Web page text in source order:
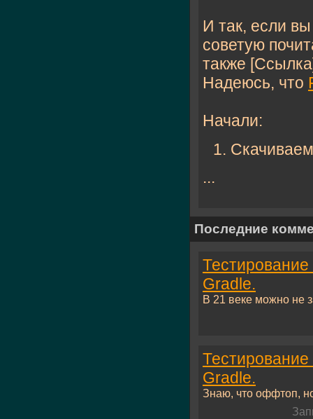
И так, если
советую
также
Надеюсь, что
Начали:
...
Последние
Gradle.
В 21 веке можно не
Gradle.
Знаю, что оффтоп,